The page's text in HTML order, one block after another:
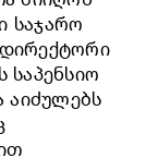
საჯარო
საპენსიო
აიძულებს